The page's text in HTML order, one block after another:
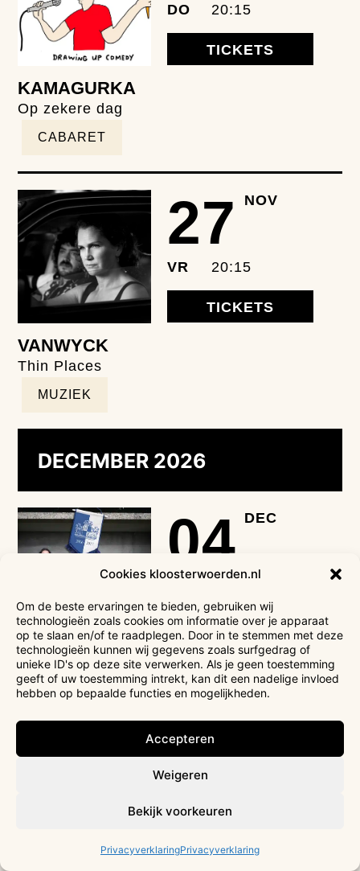
Cookies kloosterwoerden.nl
Om de beste ervaringen te bieden, gebruiken wij
technologieën zoals cookies om informatie over je apparaat
op te slaan en/of te raadplegen. Door in te stemmen met deze
technologieën kunnen wij gegevens zoals surfgedrag of
unieke ID's op deze site verwerken. Als je geen toestemming
geeft of uw toestemming intrekt, kan dit een nadelige invloed
hebben op bepaalde functies en mogelijkheden.
Accepteren
Weigeren
Bekijk voorkeuren
PrivacyverklaringPrivacyverklaring
DO 20:15
TICKETS
KAMAGURKA
Op zekere dag
CABARET
27 NOV
VR 20:15
TICKETS
VANWYCK
Thin Places
MUZIEK
DECEMBER 2026
04 DEC
TICKETS
ESTHER GROENENBERG & NYNKE
DE JONG
De Contributie
09